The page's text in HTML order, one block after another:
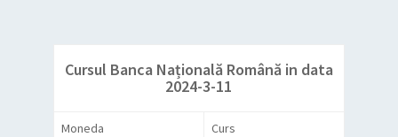
Cursul Banca Națională Română in data
2024-3-11
Moneda Curs